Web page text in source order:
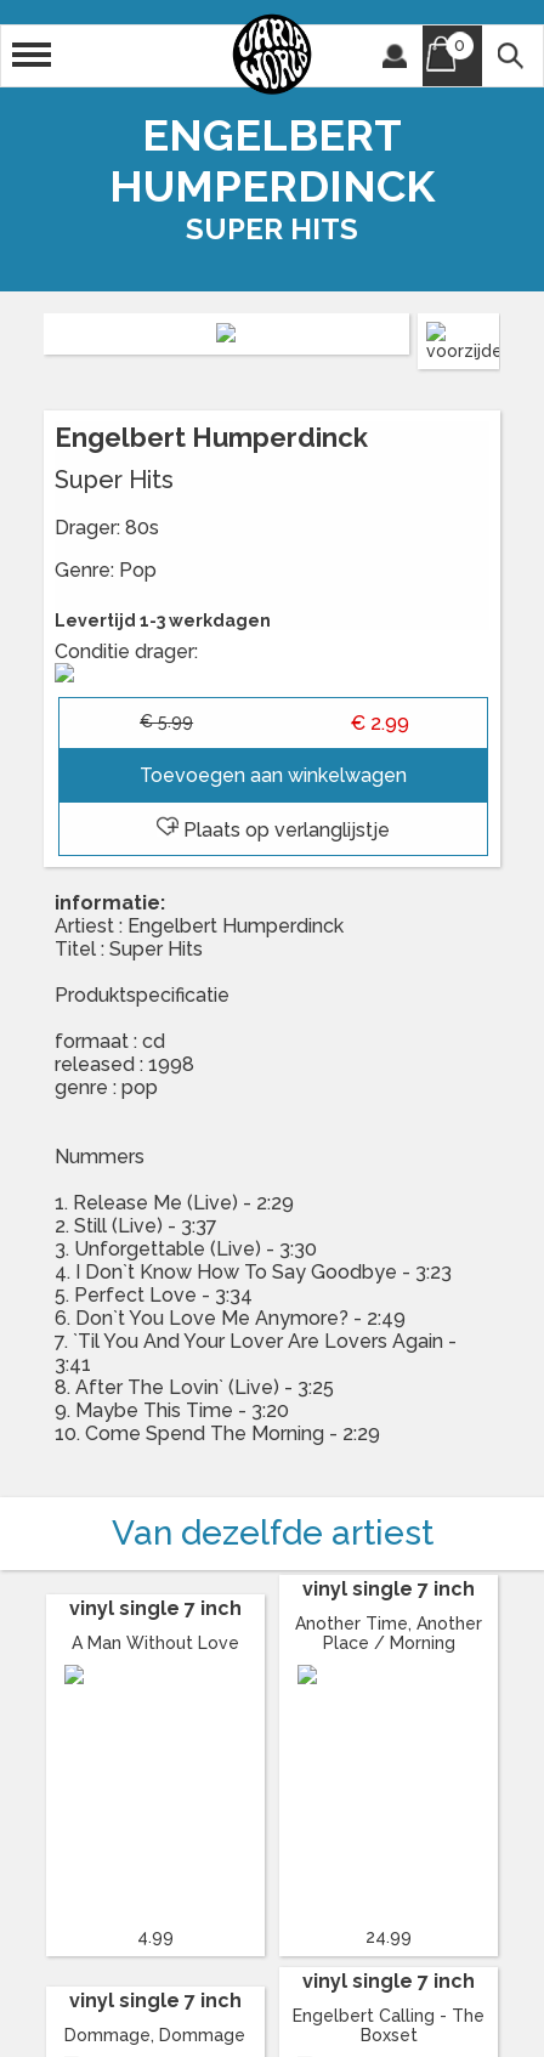
0
ENGELBERT
HUMPERDINCK
SUPER HITS
Engelbert Humperdinck
Super Hits
Drager: 80s
Genre: Pop
Levertijd 1-3 werkdagen
Conditie drager:
€ 5.99 € 2.99
Toevoegen aan winkelwagen
Plaats op verlanglijstje
informatie:
Artiest : Engelbert Humperdinck
Titel : Super Hits
Produktspecificatie
formaat : cd
released : 1998
genre : pop
Nummers
1. Release Me (Live) - 2:29
2. Still (Live) - 3:37
3. Unforgettable (Live) - 3:30
4. I Don`t Know How To Say Goodbye - 3:23
5. Perfect Love - 3:34
6. Don`t You Love Me Anymore? - 2:49
7. `Til You And Your Lover Are Lovers Again -
3:41
8. After The Lovin` (Live) - 3:25
9. Maybe This Time - 3:20
10. Come Spend The Morning - 2:29
Van dezelfde artiest
vinyl single 7 inch
A Man Without Love
4.99
vinyl single 7 inch
Another Time, Another
Place / Morning
24.99
vinyl single 7 inch
Dommage, Dommage
vinyl single 7 inch
Engelbert Calling - The
Boxset